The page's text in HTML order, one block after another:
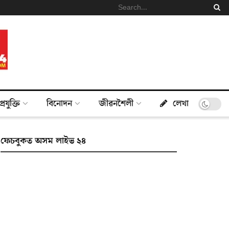
প্ৰযুক্তি বিনোদন জীৱনশৈলী লেখা
ফেচবুকত অসম লাইভ ২৪